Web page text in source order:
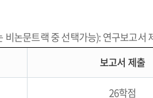
논문트랙 중 선택가능): 연구보고서
보고서 제출
26학점